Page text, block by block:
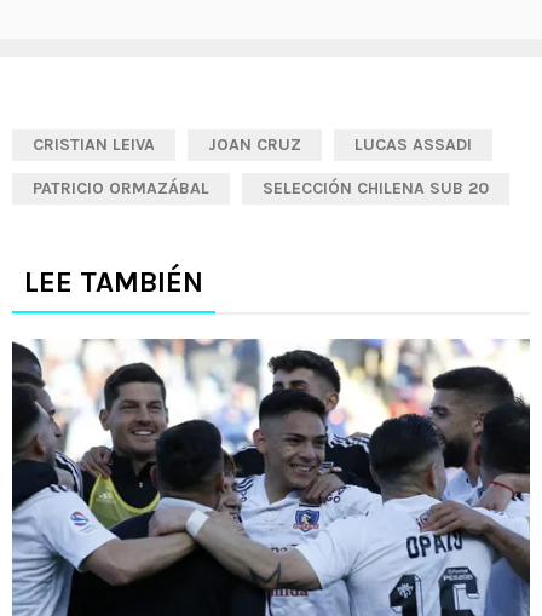
CRISTIAN LEIVA JOAN CRUZ LUCAS ASSADI
PATRICIO ORMAZÁBAL SELECCIÓN CHILENA SUB 20
LEE TAMBIÉN